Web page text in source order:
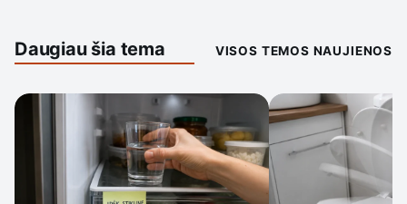
Daugiau šia tema VISOS TEMOS NAUJIENOS